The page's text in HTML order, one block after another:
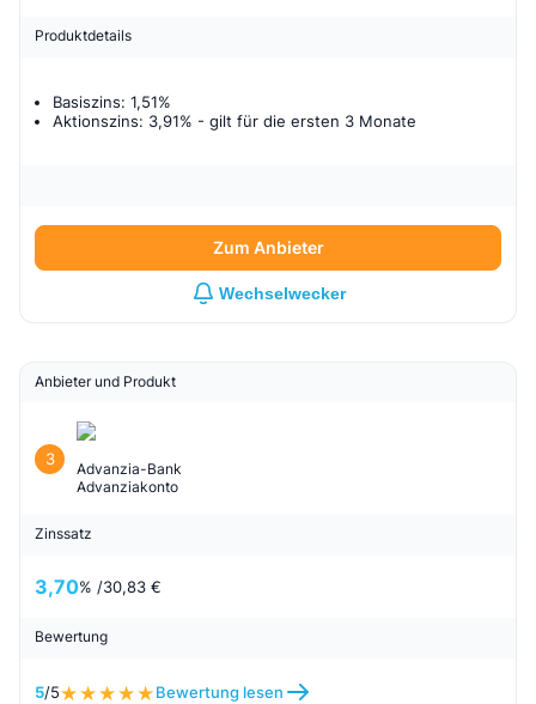
Produktdetails
Basiszins: 1,51%
Aktionszins: 3,91% - gilt für die ersten 3 Monate
Zum Anbieter
Wechselwecker
Anbieter und Produkt
3
Advanzia-Bank
Advanziakonto
Zinssatz
3,70% /30,83 €
Bewertung
5/5 Bewertung lesen